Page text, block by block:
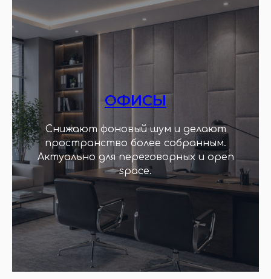
ОФИСЫ
Снижают фоновый шум и делают
пространство более собранным.
Актуально для переговорных и open
space.